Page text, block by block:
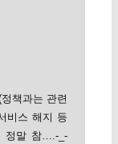
책과는 관련
비스 해지 등
정말 참….-_-